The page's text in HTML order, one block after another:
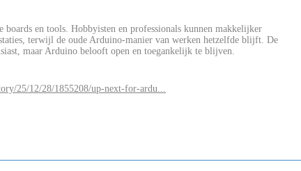
boards en tools. Hobbyisten en professionals kunnen makkelijker
terwijl de oude Arduino-manier van werken hetzelfde blijft. De
maar Arduino belooft open en toegankelijk te blijven.
25/12/28/1855208/up-next-for-ardu...